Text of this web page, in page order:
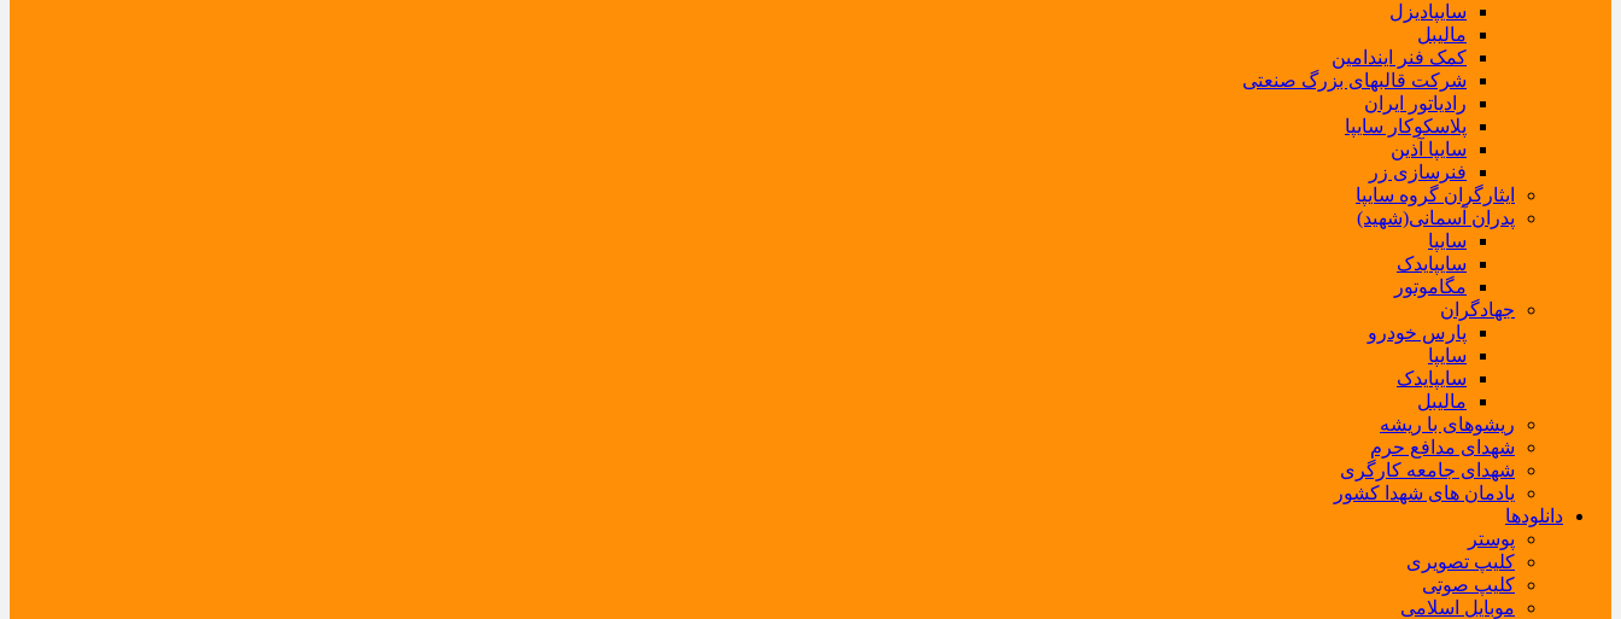
سایپادیزل
مالیبل
کمک فنر ایندامین
شرکت قالبهای بزرگ صنعتی
رادیاتور ایران
پلاسکوکار سایپا
سایپا آذین
فنرسازی زر
ایثارگران گروه سایپا
پدران آسمانی(شهید)
سایپا
سایپایدک
مگاموتور
جهادگران
پارس خودرو
سایپا
سایپایدک
مالیبل
ریشوهای با ریشه
شهدای مدافع حرم
شهدای جامعه کارگری
یادمان های شهدا کشور
دانلودها
پوستر
کلیپ تصویری
کلیپ صوتی
موبایل اسلامی